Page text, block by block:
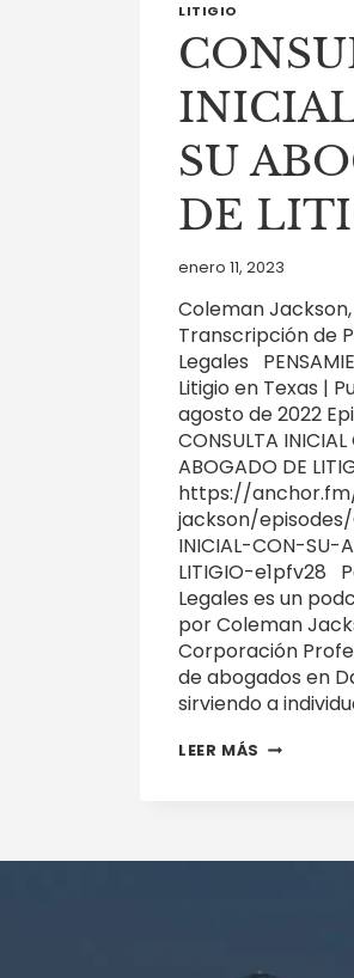
LITIGIO
SU
DE
enero 11, 2023
Coleman Jackson,
Transcripción de
Legales
Litigio en Texas |
agosto de 2022
CONSULTA INICIAL
ABOGADO DE
https://
jackson/episodes/
INICIAL-CON-SU-
LITIGIO-e1pfv28
Legales es un
por Coleman
Corporación
de abogados en
sirviendo a
LEER MÁS CONSULTA
LITIGIO